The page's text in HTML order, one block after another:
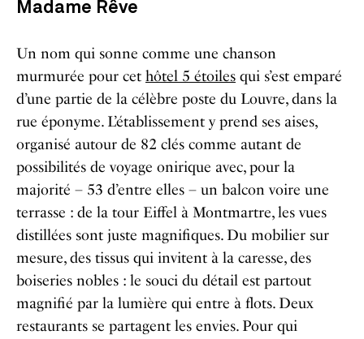
Madame Rêve
Un nom qui sonne comme une chanson
murmurée pour cet hôtel 5 étoiles qui s’est emparé
d’une partie de la célèbre poste du Louvre, dans la
rue éponyme. L’établissement y prend ses aises,
organisé autour de 82 clés comme autant de
possibilités de voyage onirique avec, pour la
majorité – 53 d’entre elles – un balcon voire une
terrasse : de la tour Eiffel à Montmartre, les vues
distillées sont juste magnifiques. Du mobilier sur
mesure, des tissus qui invitent à la caresse, des
boiseries nobles : le souci du détail est partout
magnifié par la lumière qui entre à flots. Deux
restaurants se partagent les envies. Pour qui